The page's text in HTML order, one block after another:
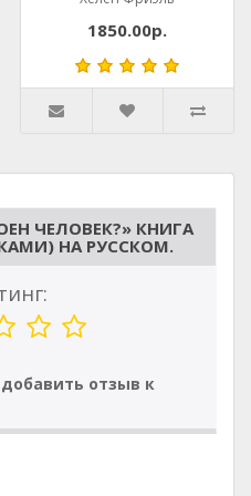
1850.00р.
ЧЕЛОВЕК?» КНИГА
НА РУССКОМ.
отзыв к